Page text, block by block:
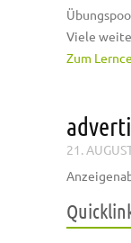
Viele
Zum
21.